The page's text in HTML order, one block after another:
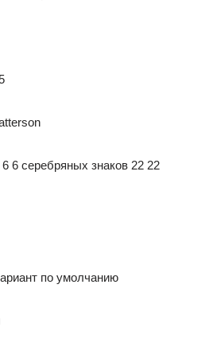
6 серебряных знаков 22 22
по умолчанию